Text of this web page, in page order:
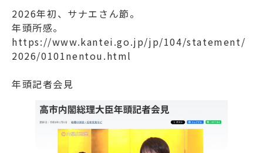
2026年初、サナエさん節。
年頭所感。
https://www.kantei.go.jp/jp/104/statement/
2026/0101nentou.html
年頭記者会見